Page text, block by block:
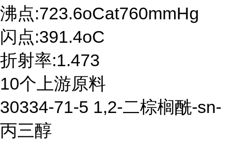
沸点:723.6oCat760mmHg
闪点:391.4oC
折射率:1.473
10个上游原料
30334-71-5 1,2-二棕榈酰-sn-
丙三醇